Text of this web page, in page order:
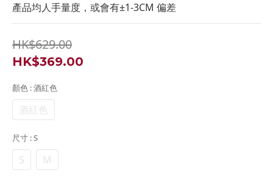
產品均人手量度，或會有±1-3CM 偏差
HK$629.00
HK$369.00
顏色 : 酒紅色
酒紅色
尺寸 : S
S M